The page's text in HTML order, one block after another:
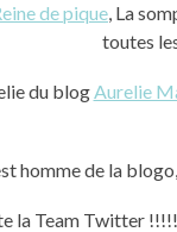
de pique, La
toutes
du blogAurelie
homme de la
la Team Twitter